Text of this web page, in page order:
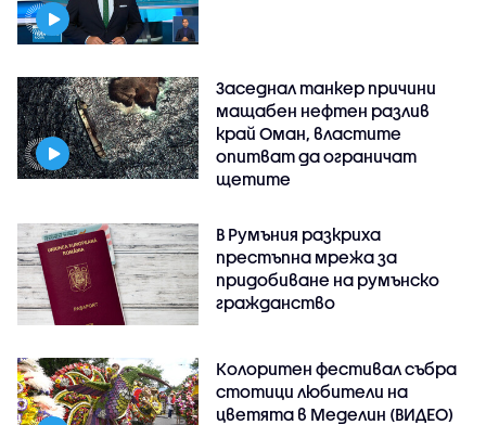
Заседнал танкер причини
мащабен нефтен разлив
край Оман, властите
опитват да ограничат
щетите
В Румъния разкриха
престъпна мрежа за
придобиване на румънско
гражданство
Колоритен фестивал събра
стотици любители на
цветята в Меделин (ВИДЕО)